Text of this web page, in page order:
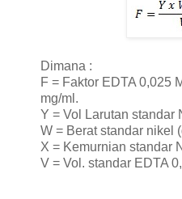
Dimana :
F = Faktor EDTA 0,025
mg/ml.
Y = Vol Larutan standar
W = Berat standar nikel
X = Kemurnian standar
V = Vol. standar EDTA